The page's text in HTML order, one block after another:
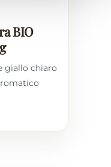
BIO
giallo chiaro